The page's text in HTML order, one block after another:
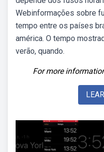
Webinformações sobre
tempo entre os países
américa. O tempo
verão, quando.
For more